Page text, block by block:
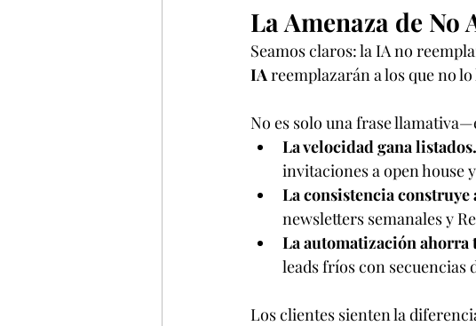
La Amenaza de No
Seamos claros: la IA no
IA reemplazarán a los que no lo
No es solo una frase
La velocidad gana listados.
invitaciones a open house
La consistencia
newsletters semanales y
La automatización ahorra
leads fríos con secuencias
Los clientes sienten la